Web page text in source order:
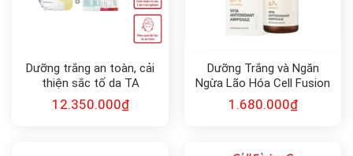
Dưỡng trắng an toàn, cải
thiện sắc tố da TA
TONING PEEL SET Cell
Fusion C Expert
12.350.000₫
Dưỡng Trắng và Ngăn
Ngừa Lão Hóa Cell Fusion
C Expert Vita Antioxidant
Ampoule 100ml
1.680.000₫